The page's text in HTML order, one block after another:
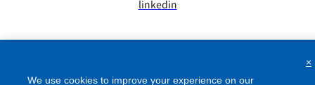
linkedin
We use cookies to improve your experience on our
×